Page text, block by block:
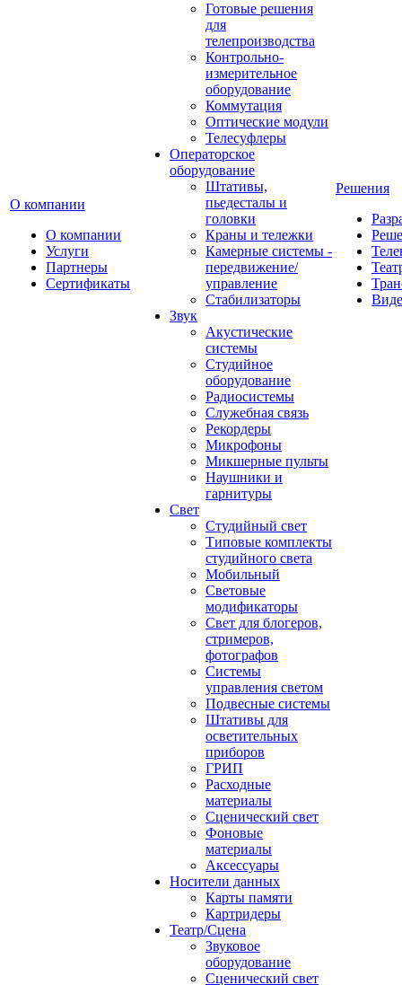
О компании
О компании
Услуги
Партнеры
Сертификаты
Готовые решения
для
телепроизводства
Контрольно-
измерительное
оборудование
Коммутация
Оптические модули
Телесуфлеры
Операторское
оборудование
Штативы,
пьедесталы и
головки
Краны и тележки
Камерные системы -
передвижение/
управление
Стабилизаторы
Звук
Акустические
системы
Студийное
оборудование
Радиосистемы
Служебная связь
Рекордеры
Микрофоны
Микшерные пульты
Наушники и
гарнитуры
Свет
Студийный свет
Типовые комплекты
студийного света
Мобильный
Световые
модификаторы
Свет для блогеров,
стримеров,
фотографов
Системы
управления светом
Подвесные системы
Штативы для
осветительных
приборов
ГРИП
Расходные
материалы
Сценический свет
Фоновые
материалы
Аксессуары
Носители данных
Карты памяти
Картридеры
Театр/Сцена
Звуковое
оборудование
Сценический свет
Решения